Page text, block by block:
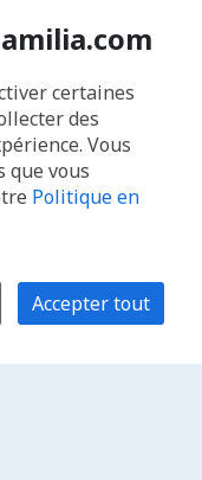
certaines
des
Vous
que vous
Politique en
Accepter tout